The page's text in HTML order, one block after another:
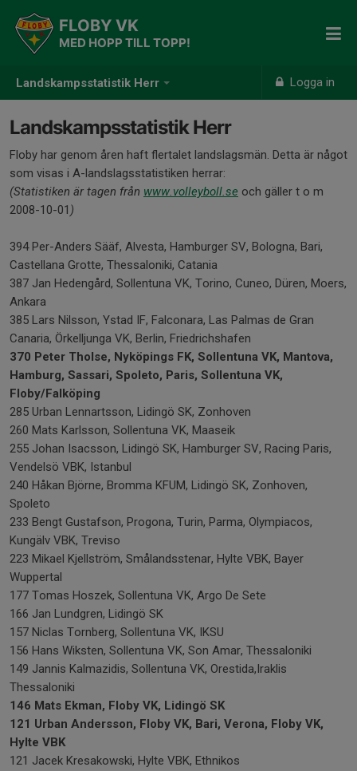
Landskampsstatistik Herr Logga in
FLOBY VK
MED HOPP TILL TOPP!
Landskampsstatistik Herr
Floby har genom åren haft flertalet landslagsmän. Detta är något
som visas i A-landslagsstatistiken herrar:
(Statistiken är tagen från www.volleyboll.se och gäller t o m
2008-10-01 )
394 Per-Anders Sääf, Alvesta, Hamburger SV, Bologna, Bari,
Castellana Grotte, Thessaloniki, Catania
387 Jan Hedengård, Sollentuna VK, Torino, Cuneo, Düren, Moers,
Ankara
385 Lars Nilsson, Ystad IF, Falconara, Las Palmas de Gran
Canaria, Örkelljunga VK, Berlin, Friedrichshafen
370 Peter Tholse, Nyköpings FK, Sollentuna VK, Mantova,
Hamburg, Sassari, Spoleto, Paris, Sollentuna VK,
Floby/Falköping
285 Urban Lennartsson, Lidingö SK, Zonhoven
260 Mats Karlsson, Sollentuna VK, Maaseik
255 Johan Isacsson, Lidingö SK, Hamburger SV, Racing Paris,
Vendelsö VBK, Istanbul
240 Håkan Björne, Bromma KFUM, Lidingö SK, Zonhoven,
Spoleto
233 Bengt Gustafson, Progona, Turin, Parma, Olympiacos,
Kungälv VBK, Treviso
223 Mikael Kjellström, Smålandsstenar, Hylte VBK, Bayer
Wuppertal
177 Tomas Hoszek, Sollentuna VK, Argo De Sete
166 Jan Lundgren, Lidingö SK
157 Niclas Tornberg, Sollentuna VK, IKSU
156 Hans Wiksten, Sollentuna VK, Son Amar, Thessaloniki
149 Jannis Kalmazidis, Sollentuna VK, Orestida,Iraklis
Thessaloniki
146 Mats Ekman, Floby VK, Lidingö SK
121 Urban Andersson, Floby VK, Bari, Verona, Floby VK,
Hylte VBK
121 Jacek Kresakowski, Hylte VBK, Ethnikos